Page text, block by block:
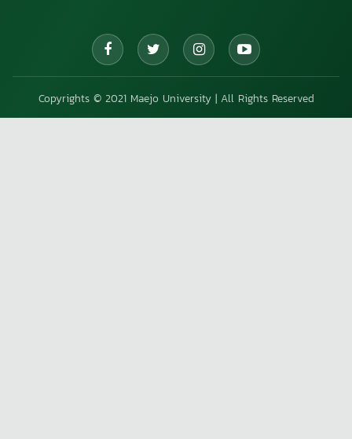
Copyrights © 2021 Maejo University | All Rights Reserved